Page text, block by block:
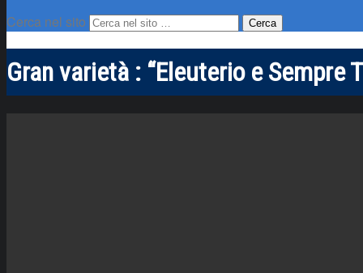
Cerca nel sito
Gran varietà : “Eleuterio e Sempre